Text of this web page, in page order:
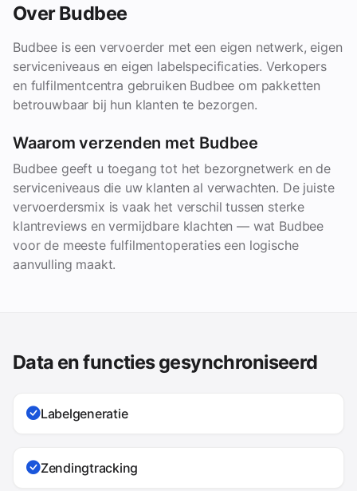
Over Budbee
Budbee is een vervoerder met een eigen netwerk, eigen
serviceniveaus en eigen labelspecificaties. Verkopers
en fulfilmentcentra gebruiken Budbee om pakketten
betrouwbaar bij hun klanten te bezorgen.
Waarom verzenden met Budbee
Budbee geeft u toegang tot het bezorgnetwerk en de
serviceniveaus die uw klanten al verwachten. De juiste
vervoerdersmix is vaak het verschil tussen sterke
klantreviews en vermijdbare klachten — wat Budbee
voor de meeste fulfilmentoperaties een logische
aanvulling maakt.
Data en functies gesynchroniseerd
Labelgeneratie
Zendingtracking